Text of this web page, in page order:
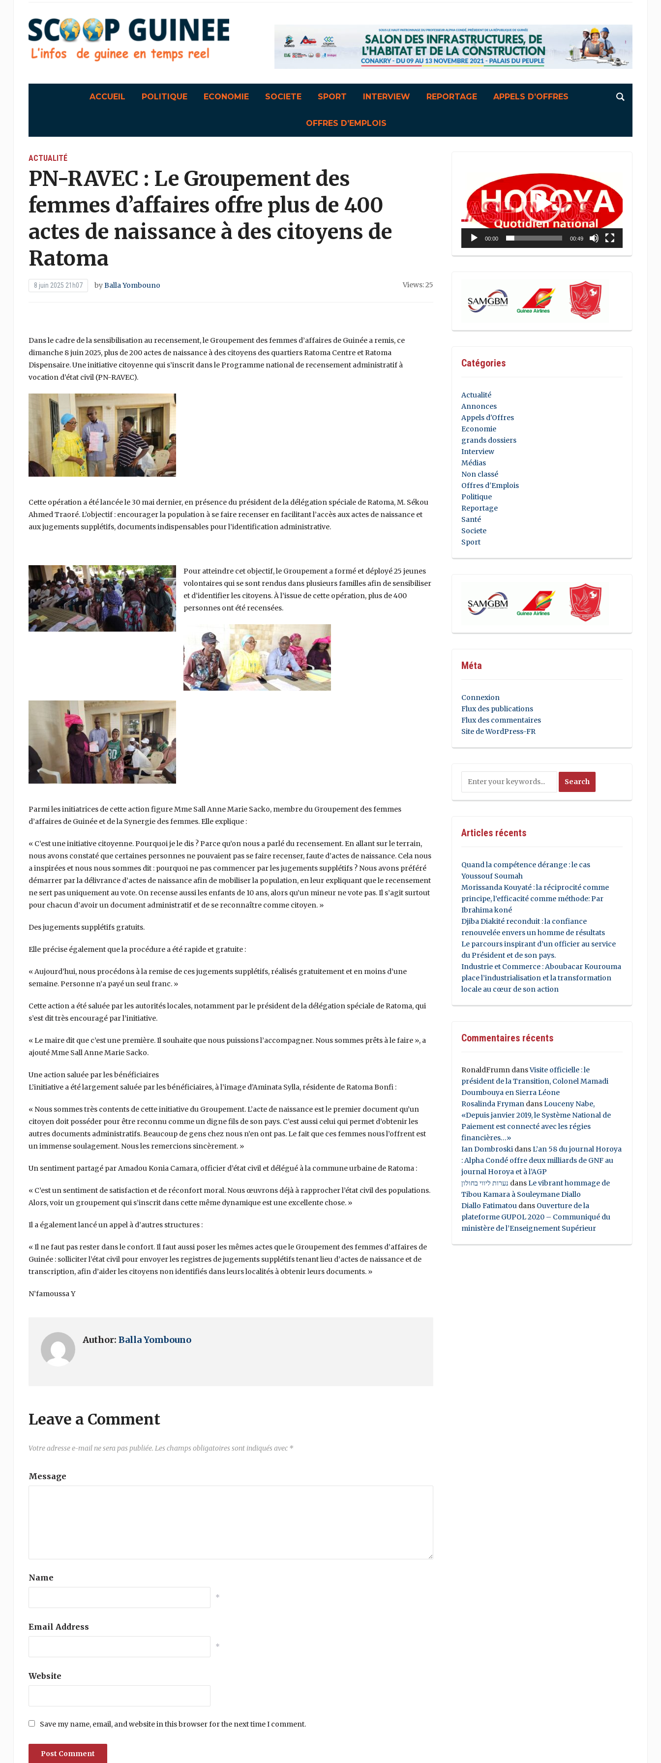
ACCUEIL POLITIQUE ECONOMIE SOCIETE SPORT INTERVIEW REPORTAGE APPELS D’OFFRES
OFFRES D’EMPLOIS
ACTUALITÉ
PN-RAVEC : Le Groupement des
femmes d’affaires offre plus de 400
actes de naissance à des citoyens de
Ratoma
8 juin 2025 21h07 byBalla Yombouno Views: 25
Dans le cadre de la sensibilisation au recensement, le Groupement des femmes d’affaires de Guinée a remis, ce
dimanche 8 juin 2025, plus de 200 actes de naissance à des citoyens des quartiers Ratoma Centre et Ratoma
Dispensaire. Une initiative citoyenne qui s’inscrit dans le Programme national de recensement administratif à
vocation d’état civil (PN-RAVEC).
Cette opération a été lancée le 30 mai dernier, en présence du président de la délégation spéciale de Ratoma, M. Sékou
Ahmed Traoré. L’objectif : encourager la population à se faire recenser en facilitant l’accès aux actes de naissance et
aux jugements supplétifs, documents indispensables pour l’identification administrative.
Pour atteindre cet objectif, le Groupement a formé et déployé 25 jeunes
volontaires qui se sont rendus dans plusieurs familles afin de sensibiliser
et d’identifier les citoyens. À l’issue de cette opération, plus de 400
personnes ont été recensées.
Parmi les initiatrices de cette action figure Mme Sall Anne Marie Sacko, membre du Groupement des femmes
d’affaires de Guinée et de la Synergie des femmes. Elle explique :
« C’est une initiative citoyenne. Pourquoi je le dis ? Parce qu’on nous a parlé du recensement. En allant sur le terrain,
nous avons constaté que certaines personnes ne pouvaient pas se faire recenser, faute d’actes de naissance. Cela nous
a inspirées et nous nous sommes dit : pourquoi ne pas commencer par les jugements supplétifs ? Nous avons préféré
démarrer par la délivrance d’actes de naissance afin de mobiliser la population, en leur expliquant que le recensement
ne sert pas uniquement au vote. On recense aussi les enfants de 10 ans, alors qu’un mineur ne vote pas. Il s’agit surtout
pour chacun d’avoir un document administratif et de se reconnaître comme citoyen. »
Des jugements supplétifs gratuits.
Elle précise également que la procédure a été rapide et gratuite :
« Aujourd’hui, nous procédons à la remise de ces jugements supplétifs, réalisés gratuitement et en moins d’une
semaine. Personne n’a payé un seul franc. »
Cette action a été saluée par les autorités locales, notamment par le président de la délégation spéciale de Ratoma, qui
s’est dit très encouragé par l’initiative.
« Le maire dit que c’est une première. Il souhaite que nous puissions l’accompagner. Nous sommes prêts à le faire », a
ajouté Mme Sall Anne Marie Sacko.
Une action saluée par les bénéficiaires
L’initiative a été largement saluée par les bénéficiaires, à l’image d’Aminata Sylla, résidente de Ratoma Bonfi :
« Nous sommes très contents de cette initiative du Groupement. L’acte de naissance est le premier document qu’un
citoyen doit posséder pour être reconnu comme un digne fils de son pays. C’est aussi celui qui permet d’obtenir les
autres documents administratifs. Beaucoup de gens chez nous n’en ont pas. Le fait que ces femmes nous l’offrent est
un immense soulagement. Nous les remercions sincèrement. »
Un sentiment partagé par Amadou Konia Camara, officier d’état civil et délégué à la commune urbaine de Ratoma :
« C’est un sentiment de satisfaction et de réconfort moral. Nous œuvrons déjà à rapprocher l’état civil des populations.
Alors, voir un groupement qui s’inscrit dans cette même dynamique est une excellente chose. »
Il a également lancé un appel à d’autres structures :
« Il ne faut pas rester dans le confort. Il faut aussi poser les mêmes actes que le Groupement des femmes d’affaires de
Guinée : solliciter l’état civil pour envoyer les registres de jugements supplétifs tenant lieu d’actes de naissance et de
transcription, afin d’aider les citoyens non identifiés dans leurs localités à obtenir leurs documents. »
N’famoussa Y
Author: Balla Yombouno
Leave a Comment
Votre adresse e-mail ne sera pas publiée. Les champs obligatoires sont indiqués avec *
Message
Name
*
Email Address
*
Website
Save my name, email, and website in this browser for the next time I comment.
00:00 00:49
Catégories
Actualité
Annonces
Appels d'Offres
Economie
grands dossiers
Interview
Médias
Non classé
Offres d'Emplois
Politique
Reportage
Santé
Societe
Sport
Méta
Connexion
Flux des publications
Flux des commentaires
Site de WordPress-FR
Articles récents
Quand la compétence dérange : le cas
Youssouf Soumah
Morissanda Kouyaté : la réciprocité comme
principe, l’efficacité comme méthode: Par
Ibrahima koné
Djiba Diakité reconduit : la confiance
renouvelée envers un homme de résultats
Le parcours inspirant d’un officier au service
du Président et de son pays.
Industrie et Commerce : Aboubacar Kourouma
place l’industrialisation et la transformation
locale au cœur de son action
Commentaires récents
RonaldFrumndansVisite officielle : le
président de la Transition, Colonel Mamadi
Doumbouya en Sierra Léone
Rosalinda FrymandansLouceny Nabe,
«Depuis janvier 2019, le Système National de
Paiement est connecté avec les régies
financières…»
Ian DombroskidansL’an 58 du journal Horoya
: Alpha Condé offre deux milliards de GNF au
journal Horoya et à l’AGP
נערות ליווי בחולון dansLe vibrant hommage de
Tibou Kamara à Souleymane Diallo
Diallo Fatimatoudans Ouverture de la
plateforme GUPOL 2020 – Communiqué du
ministère de l’Enseignement Supérieur